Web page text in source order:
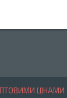
ЦІНАМИ